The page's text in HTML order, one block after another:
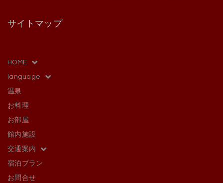
サイトマップ
HOME
language
温泉
お料理
お部屋
館内施設
交通案内
宿泊プラン
お問合せ